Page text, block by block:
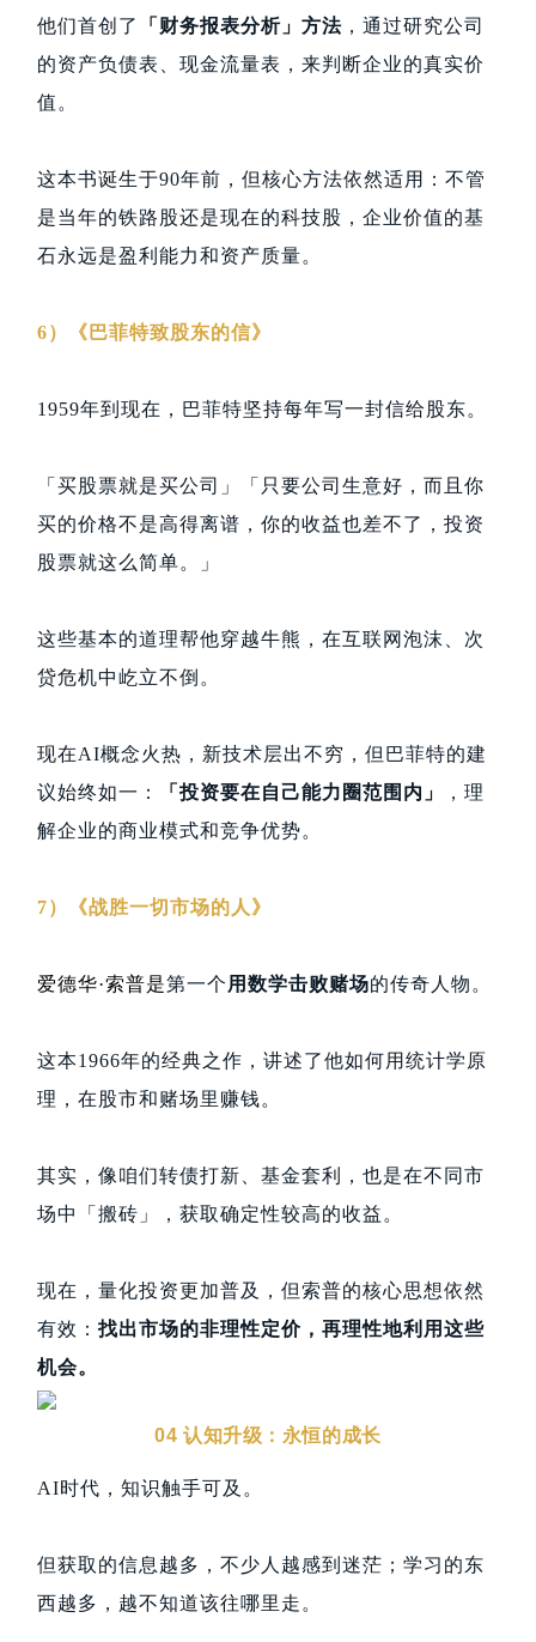
他们首创了 「财务报表分析」方法 ，通过研究公司
的资产负债表、现金流量表，来判断企业的真实价
值。
这本书诞生于90年前，但核心方法依然适用：不管
是当年的铁路股还是现在的科技股，企业价值的基
石永远是盈利能力和资产质量。
6）《巴菲特致股东的信》
1959年到现在，巴菲特坚持每年写一封信给股东。
「买股票就是买公司」「只要公司生意好，而且你
买的价格不是高得离谱，你的收益也差不了，投资
股票就这么简单。」
这些基本的道理帮他穿越牛熊，在互联网泡沫、次
贷危机中屹立不倒。
现在AI概念火热，新技术层出不穷，但巴菲特的建
议始终如一：
「投资要在自己能力圈范围内」
，理
解企业的商业模式和竞争优势。
7）《战胜一切市场的人》
爱德华·索普是第一个 用数学击败赌场的传奇人物。
这本1966年的经典之作，讲述了他如何用统计学原
理，在股市和赌场里赚钱。
其实，像咱们转债打新、基金套利，也是在不同市
场中「搬砖」，获取确定性较高的收益。
现在，量化投资更加普及，但索普的核心思想依然
有效： 找出市场的非理性定价，再理性地利用这些
机会。
04 认知升级：永恒的成长
AI时代，知识触手可及。
但获取的信息越多，不少人越感到迷茫；学习的东
西越多，越不知道该往哪里走。